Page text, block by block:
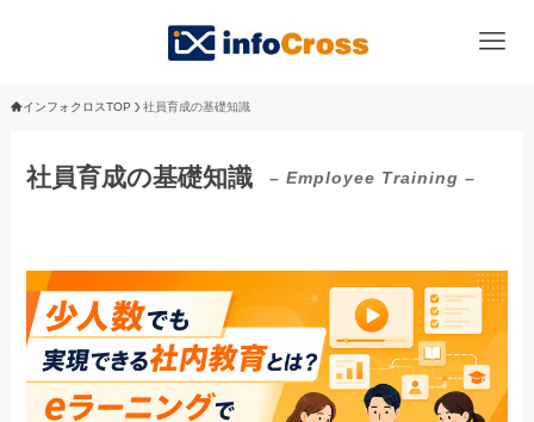
インフォクロスTOP 社員育成の基礎知識
社員育成の基礎知識 – Employee Training –